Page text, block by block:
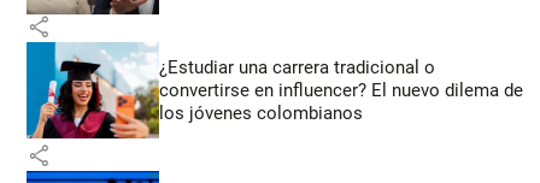
share
¿Estudiar una carrera tradicional o
convertirse en influencer? El nuevo dilema de
los jóvenes colombianos
share